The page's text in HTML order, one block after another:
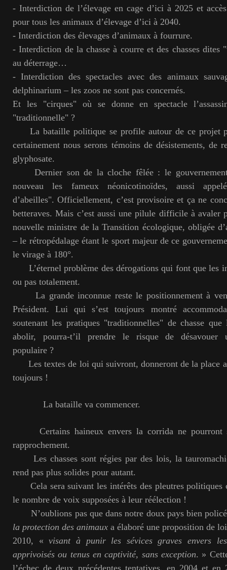
- Interdiction de l’élevage en cage d’ici à 2025 et
pour tous les animaux d’élevage d’ici à 2040.
- Interdiction des élevages d’animaux à fourrure.
- Interdiction de la chasse à courre et des chasses
au déterrage…
- Interdiction des spectacles avec des animaux
delphinarium – les zoos ne sont pas concernés.
Et les "cirques" où se donne en spectacle
"traditionnelle" ?
La bataille politique se profile autour de ce projet
certainement nous serons témoins de désistements, de
glyphosate.
Dernier son de la cloche fêlée : le gouvernement
nouveau les fameux néonicotinoïdes, aussi
d’abeilles". Officiellement, c’est provisoire et ça ne
betteraves. Mais c’est aussi une pilule difficile à avaler
nouvelle ministre de la Transition écologique, obligée
– le rétropédalage étant le sport majeur de ce
le virage à 180°.
L’éternel problème des dérogations qui font que les
ou pas totalement.
La grande inconnue reste le positionnement à
Président. Lui qui s’est toujours montré
soutenant les pratiques "traditionnelles" de chasse
abolir, pourra-t’il prendre le risque de désavouer
populaire ?
Les textes de loi qui suivront, donneront de la place
toujours !
La bataille va commencer.
Certains haineux envers la corrida ne pourront
rapprochement.
Les chasses sont régies par des lois, la
rend pas plus solides pour autant.
Cela sera suivant les intérêts des pleutres politiques
le nombre de voix supposées à leur réélection !
N’oublions pas que dans notre doux pays bien
la protection des animaux a élaboré une proposition de
2010, «visant à punir les sévices graves envers
apprivoisés ou tenus en captivité, sans exception. »
l’échec de deux précédentes tentatives, en 2004 et